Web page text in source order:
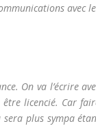
avec
On va l’écrire
licencié. Car
plus sympa